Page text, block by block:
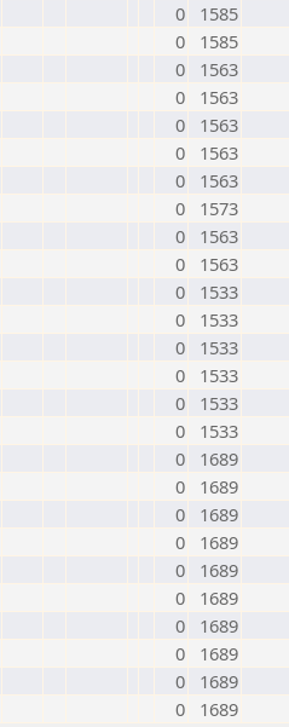
0
1585
0
1585
0
1563
0
1563
0
1563
0
1563
0
1563
0
1573
0
1563
0
1563
0
1533
0
1533
0
1533
0
1533
0
1533
0
1533
0
1689
0
1689
0
1689
0
1689
0
1689
0
1689
0
1689
0
1689
0
1689
0 1689